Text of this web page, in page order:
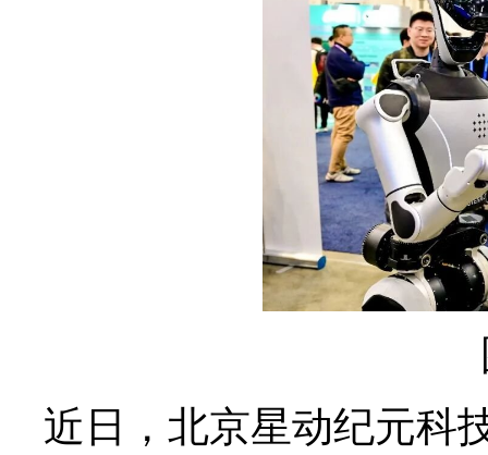
近日，北京星动纪元科